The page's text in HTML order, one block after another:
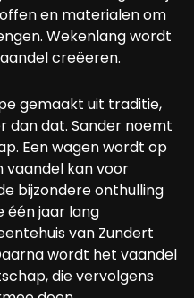
en materialen om
Wekenlang wordt
creëeren.
gemaakt uit traditie,
dan dat. Sander noemt
Een wagen wordt op
vaandel kan voor
bijzondere onthulling
één jaar lang
van Zundert
wordt het vaandel
die vervolgens